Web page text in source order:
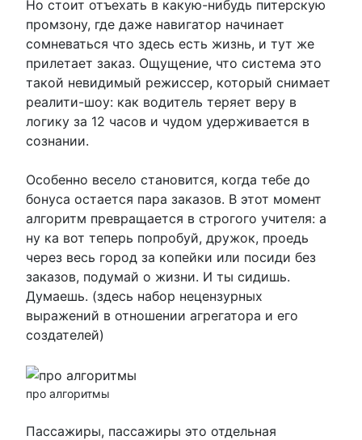
Но стоит отъехать в какую-нибудь питерскую
промзону, где даже навигатор начинает
сомневаться что здесь есть жизнь, и тут же
прилетает заказ. Ощущение, что система это
такой невидимый режиссер, который снимает
реалити-шоу: как водитель теряет веру в
логику за 12 часов и чудом удерживается в
сознании.
Особенно весело становится, когда тебе до
бонуса остается пара заказов. В этот момент
алгоритм превращается в строгого учителя: а
ну ка вот теперь попробуй, дружок, проедь
через весь город за копейки или посиди без
заказов, подумай о жизни. И ты сидишь.
Думаешь. (здесь набор нецензурных
выражений в отношении агрегатора и его
создателей)
про алгоритмы
Пассажиры, пассажиры это отдельная